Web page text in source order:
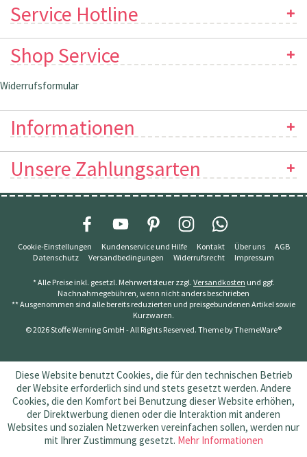
Service Hotline
Shop Service
Widerrufsformular
Informationen
Unsere Zahlungsarten
Cookie-Einstellungen Kundenservice und Hilfe Kontakt Über uns
AGB
Datenschutz
Versandbedingungen Widerrufsrecht Impressum
* Alle Preise inkl. gesetzl. Mehrwertsteuer zzgl. Versandkosten und ggf.
Nachnahmegebühren, wenn nicht anders beschrieben
** Ausgenommen sind alle bereits reduzierten und preisgebundenen Artikel sowie
Kurzwaren.
© 2026 Stoffe Werning GmbH - All Rights Reserved. Theme byThemeWare®
Diese Website benutzt Cookies, die für den technischen Betrieb
der Website erforderlich sind und stets gesetzt werden. Andere
Cookies, die den Komfort bei Benutzung dieser Website erhöhen,
der Direktwerbung dienen oder die Interaktion mit anderen
Websites und sozialen Netzwerken vereinfachen sollen, werden nur
mit Ihrer Zustimmung gesetzt. Mehr Informationen